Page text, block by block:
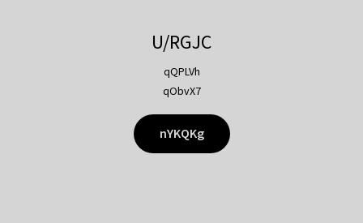
U/RGJC
qQPLVh
qObvX7
nYKQKg